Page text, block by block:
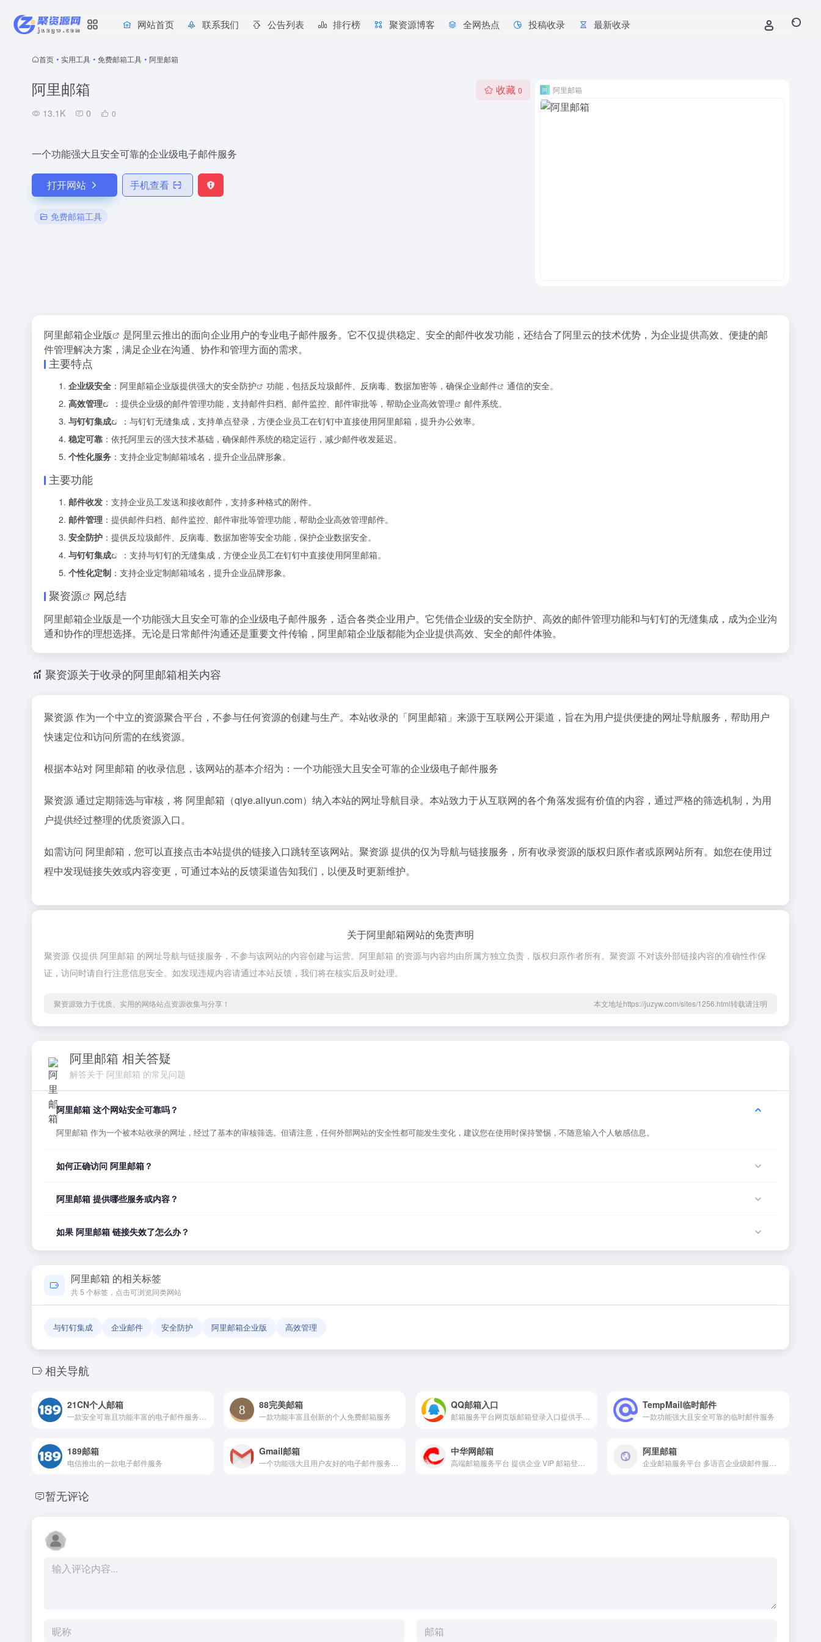
网站首页 联系我们 公告列表 排行榜 聚资源博客 全网热点 投稿收录 最新收录
首页 • 实用工具 • 免费邮箱工具 • 阿里邮箱
阿里邮箱
13.1K 0 0
收藏 0
一个功能强大且安全可靠的企业级电子邮件服务
打开网站 手机查看
免费邮箱工具
阿里邮箱
阿里邮箱企业版
是阿里云推出的面向企业用户的专业电子邮件服务。它不仅提供稳定、安全的邮件收发功能，还结合了阿里云的技术优势，为企业提供高效、便捷的邮
件管理解决方案，满足企业在沟通、协作和管理方面的需求。
主要特点
企业级安全 ：阿里邮箱企业版提供强大的安全防护 功能，包括反垃圾邮件、反病毒、数据加密等，确保企业邮件
通信的安全。
高效管理
：提供企业级的邮件管理功能，支持邮件归档、邮件监控、邮件审批等，帮助企业高效管理
邮件系统。
与钉钉集成
：与钉钉无缝集成，支持单点登录，方便企业员工在钉钉中直接使用阿里邮箱，提升办公效率。
稳定可靠 ：依托阿里云的强大技术基础，确保邮件系统的稳定运行，减少邮件收发延迟。
个性化服务 ：支持企业定制邮箱域名，提升企业品牌形象。
主要功能
邮件收发 ：支持企业员工发送和接收邮件，支持多种格式的附件。
邮件管理 ：提供邮件归档、邮件监控、邮件审批等管理功能，帮助企业高效管理邮件。
安全防护 ：提供反垃圾邮件、反病毒、数据加密等安全功能，保护企业数据安全。
与钉钉集成
：支持与钉钉的无缝集成，方便企业员工在钉钉中直接使用阿里邮箱。
个性化定制 ：支持企业定制邮箱域名，提升企业品牌形象。
聚资源 网总结
阿里邮箱企业版是一个功能强大且安全可靠的企业级电子邮件服务，适合各类企业用户。它凭借企业级的安全防护、高效的邮件管理功能和与钉钉的无缝集成，成为企业沟
通和协作的理想选择。无论是日常邮件沟通还是重要文件传输，阿里邮箱企业版都能为企业提供高效、安全的邮件体验。
聚资源关于收录的阿里邮箱相关内容
聚资源 作为一个中立的资源聚合平台，不参与任何资源的创建与生产。本站收录的「阿里邮箱」来源于互联网公开渠道，旨在为用户提供便捷的网址导航服务，帮助用户
快速定位和访问所需的在线资源。
根据本站对 阿里邮箱 的收录信息，该网站的基本介绍为：一个功能强大且安全可靠的企业级电子邮件服务
聚资源 通过定期筛选与审核，将 阿里邮箱（qiye.aliyun.com）纳入本站的网址导航目录。本站致力于从互联网的各个角落发掘有价值的内容，通过严格的筛选机制，为用
户提供经过整理的优质资源入口。
如需访问 阿里邮箱，您可以直接点击本站提供的链接入口跳转至该网站。聚资源 提供的仅为导航与链接服务，所有收录资源的版权归原作者或原网站所有。如您在使用过
程中发现链接失效或内容变更，可通过本站的反馈渠道告知我们，以便及时更新维护。
关于阿里邮箱网站的免责声明
聚资源 仅提供 阿里邮箱 的网址导航与链接服务，不参与该网站的内容创建与运营。阿里邮箱 的资源与内容均由所属方独立负责，版权归原作者所有。聚资源 不对该外部链接内容的准确性作保
证，访问时请自行注意信息安全。如发现违规内容请通过本站反馈，我们将在核实后及时处理。
聚资源致力于优质、实用的网络站点资源收集与分享！ 本文地址https://juzyw.com/sites/1256.html转载请注明
阿里邮箱 相关答疑
解答关于 阿里邮箱 的常见问题
阿里邮箱 这个网站安全可靠吗？
阿里邮箱 作为一个被本站收录的网址，经过了基本的审核筛选。但请注意，任何外部网站的安全性都可能发生变化，建议您在使用时保持警惕，不随意输入个人敏感信息。
如何正确访问 阿里邮箱？
阿里邮箱 提供哪些服务或内容？
如果 阿里邮箱 链接失效了怎么办？
如果发现链接无法打开或内容已变更，您可以使用页面上的「反馈」功能向我们报告，我们会尽快核实并更新网址信息，确保导航链接的准确性和有效性。
阿里邮箱 的相关标签
共 5 个标签，点击可浏览同类网站
与钉钉集成 企业邮件 安全防护 阿里邮箱企业版 高效管理
相关导航
21CN个人邮箱 88完美邮箱
一款功能丰富且创新的个人免费邮箱服务
QQ邮箱入口 TempMail临时邮件
一款功能强大且安全可靠的临时邮件服务
189邮箱
电信推出的一款电子邮件服务
Gmail邮箱 中华网邮箱 阿里邮箱
暂无评论